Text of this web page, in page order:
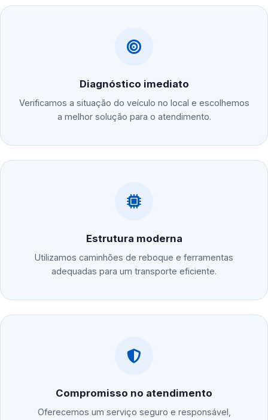
Diagnóstico imediato
Verificamos a situação do veículo no local e escolhemos
a melhor solução para o atendimento.
Estrutura moderna
Utilizamos caminhões de reboque e ferramentas
adequadas para um transporte eficiente.
Compromisso no atendimento
Oferecemos um serviço seguro e responsável,